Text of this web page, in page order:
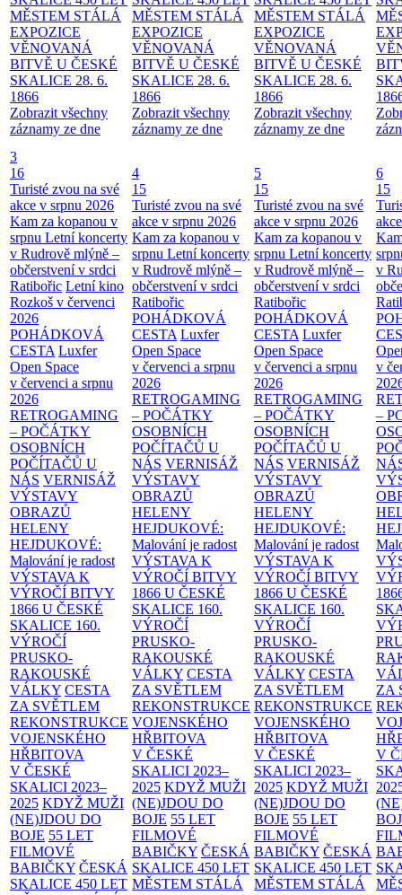
MĚSTEM STÁLÁ
EXPOZICE
VĚNOVANÁ
BITVĚ U ČESKÉ
SKALICE 28. 6.
1866
Zobrazit všechny
záznamy ze dne
MĚSTEM STÁLÁ
EXPOZICE
VĚNOVANÁ
BITVĚ U ČESKÉ
SKALICE 28. 6.
1866
Zobrazit všechny
záznamy ze dne
MĚSTEM STÁLÁ
EXPOZICE
VĚNOVANÁ
BITVĚ U ČESKÉ
SKALICE 28. 6.
1866
Zobrazit všechny
záznamy ze dne
3
16
Turisté zvou na své
akce v srpnu 2026
Kam za kopanou v
srpnu Letní koncerty
v Rudrově mlýně –
občerstvení v srdci
Ratibořic Letní kino
Rozkoš v červenci
2026
POHÁDKOVÁ
CESTA Luxfer
Open Space
v červenci a srpnu
2026
RETROGAMING
– POČÁTKY
OSOBNÍCH
POČÍTAČŮ U
NÁS VERNISÁŽ
VÝSTAVY
OBRAZŮ
HELENY
HEJDUKOVÉ:
Malování je radost
VÝSTAVA K
VÝROČÍ BITVY
1866 U ČESKÉ
SKALICE 160.
VÝROČÍ
PRUSKO-
RAKOUSKÉ
VÁLKY CESTA
ZA SVĚTLEM
REKONSTRUKCE
VOJENSKÉHO
HŘBITOVA
V ČESKÉ
SKALICI 2023–
2025 KDYŽ MUŽI
(NE)JDOU DO
BOJE 55 LET
FILMOVÉ
BABIČKY ČESKÁ
SKALICE 450 LET
4
15
Turisté zvou na své
akce v srpnu 2026
Kam za kopanou v
srpnu Letní koncerty
v Rudrově mlýně –
občerstvení v srdci
Ratibořic
POHÁDKOVÁ
CESTA Luxfer
Open Space
v červenci a srpnu
2026
RETROGAMING
– POČÁTKY
OSOBNÍCH
POČÍTAČŮ U
NÁS VERNISÁŽ
VÝSTAVY
OBRAZŮ
HELENY
HEJDUKOVÉ:
Malování je radost
VÝSTAVA K
VÝROČÍ BITVY
1866 U ČESKÉ
SKALICE 160.
VÝROČÍ
PRUSKO-
RAKOUSKÉ
VÁLKY CESTA
ZA SVĚTLEM
REKONSTRUKCE
VOJENSKÉHO
HŘBITOVA
V ČESKÉ
SKALICI 2023–
2025 KDYŽ MUŽI
(NE)JDOU DO
BOJE 55 LET
FILMOVÉ
BABIČKY ČESKÁ
SKALICE 450 LET
MĚSTEM STÁLÁ
5
15
Turisté zvou na své
akce v srpnu 2026
Kam za kopanou v
srpnu Letní koncerty
v Rudrově mlýně –
občerstvení v srdci
Ratibořic
POHÁDKOVÁ
CESTA Luxfer
Open Space
v červenci a srpnu
2026
RETROGAMING
– POČÁTKY
OSOBNÍCH
POČÍTAČŮ U
NÁS VERNISÁŽ
VÝSTAVY
OBRAZŮ
HELENY
HEJDUKOVÉ:
Malování je radost
VÝSTAVA K
VÝROČÍ BITVY
1866 U ČESKÉ
SKALICE 160.
VÝROČÍ
PRUSKO-
RAKOUSKÉ
VÁLKY CESTA
ZA SVĚTLEM
REKONSTRUKCE
VOJENSKÉHO
HŘBITOVA
V ČESKÉ
SKALICI 2023–
2025 KDYŽ MUŽI
(NE)JDOU DO
BOJE 55 LET
FILMOVÉ
BABIČKY ČESKÁ
SKALICE 450 LET
MĚSTEM STÁLÁ
6
15
v
v
–
ZA
V